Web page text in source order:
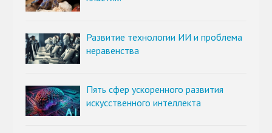
Развитие технологии ИИ и проблема
неравенства
Пять сфер ускоренного развития
искусственного интеллекта